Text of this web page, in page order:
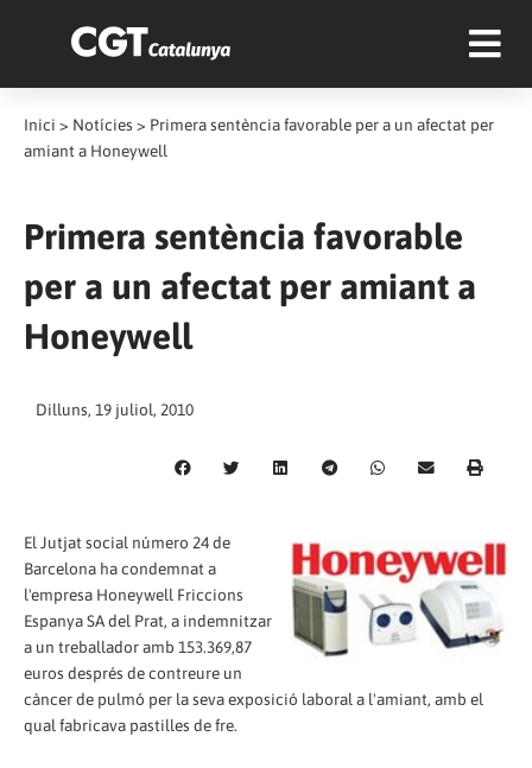
Inici > Notícies > Primera sentència favorable per a un afectat per
amiant a Honeywell
Primera sentència favorable
per a un afectat per amiant a
Honeywell
Dilluns, 19 juliol, 2010
El Jutjat social número 24 de
Barcelona ha condemnat a
l'empresa Honeywell Friccions
Espanya SA del Prat, a indemnitzar
a un treballador amb 153.369,87
euros després de contreure un
càncer de pulmó per la seva exposició laboral a l'amiant, amb el
qual fabricava pastilles de fre.